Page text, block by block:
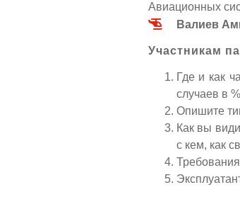
Авиационных
Валиев
Участникам
Где и как
случаев в
Опишите
Как вы
с кем, как